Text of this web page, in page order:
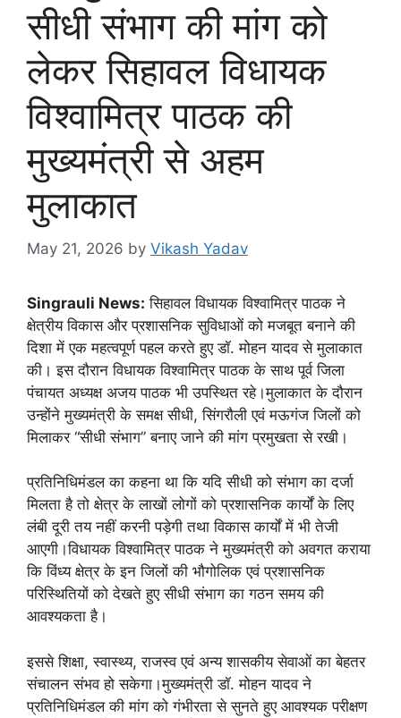
सीधी संभाग की मांग को
लेकर सिहावल विधायक
विश्वामित्र पाठक की
मुख्यमंत्री से अहम
मुलाकात
May 21, 2026 by Vikash Yadav
Singrauli News: सिहावल विधायक विश्वामित्र पाठक ने
क्षेत्रीय विकास और प्रशासनिक सुविधाओं को मजबूत बनाने की
दिशा में एक महत्वपूर्ण पहल करते हुए डॉ. मोहन यादव से मुलाकात
की। इस दौरान विधायक विश्वामित्र पाठक के साथ पूर्व जिला
पंचायत अध्यक्ष अजय पाठक भी उपस्थित रहे।मुलाकात के दौरान
उन्होंने मुख्यमंत्री के समक्ष सीधी, सिंगरौली एवं मऊगंज जिलों को
मिलाकर “सीधी संभाग” बनाए जाने की मांग प्रमुखता से रखी।
प्रतिनिधिमंडल का कहना था कि यदि सीधी को संभाग का दर्जा
मिलता है तो क्षेत्र के लाखों लोगों को प्रशासनिक कार्यों के लिए
लंबी दूरी तय नहीं करनी पड़ेगी तथा विकास कार्यों में भी तेजी
आएगी।विधायक विश्वामित्र पाठक ने मुख्यमंत्री को अवगत कराया
कि विंध्य क्षेत्र के इन जिलों की भौगोलिक एवं प्रशासनिक
परिस्थितियों को देखते हुए सीधी संभाग का गठन समय की
आवश्यकता है।
इससे शिक्षा, स्वास्थ्य, राजस्व एवं अन्य शासकीय सेवाओं का बेहतर
संचालन संभव हो सकेगा।मुख्यमंत्री डॉ. मोहन यादव ने
प्रतिनिधिमंडल की मांग को गंभीरता से सुनते हुए आवश्यक परीक्षण